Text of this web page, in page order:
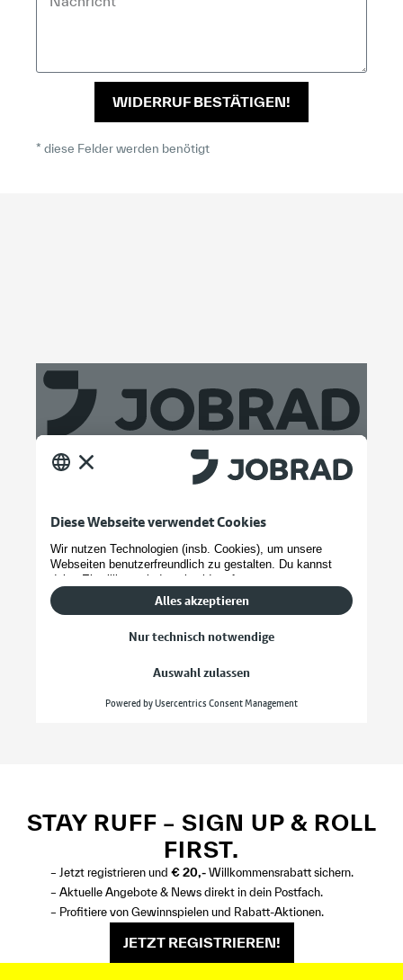
WIDERRUF BESTÄTIGEN!
* diese Felder werden benötigt
STAY RUFF – SIGN UP & ROLL
FIRST.
– Jetzt registrieren und € 20,-Willkommensrabatt sichern.
– Aktuelle Angebote & News direkt in dein Postfach.
– Profitiere von Gewinnspielen und Rabatt-Aktionen.
JETZT REGISTRIEREN!